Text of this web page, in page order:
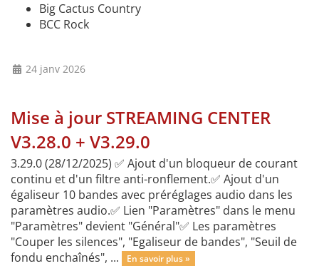
Big Cactus Country
BCC Rock
24 janv 2026
Mise à jour STREAMING CENTER
V3.28.0 + V3.29.0
3.29.0 (28/12/2025) ✅ Ajout d'un bloqueur de courant
continu et d'un filtre anti-ronflement.✅ Ajout d'un
égaliseur 10 bandes avec préréglages audio dans les
paramètres audio.✅ Lien "Paramètres" dans le menu
"Paramètres" devient "Général"✅ Les paramètres
"Couper les silences", "Egaliseur de bandes", "Seuil de
fondu enchaînés", ...
En savoir plus »